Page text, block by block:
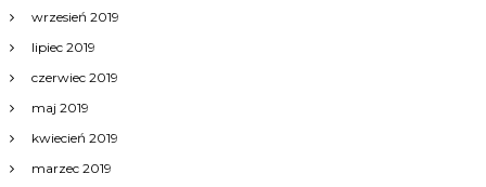
wrzesień 2019
lipiec 2019
czerwiec 2019
maj 2019
kwiecień 2019
marzec 2019